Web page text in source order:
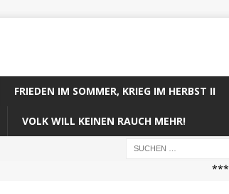
FRIEDEN IM SOMMER, KRIEG IM HERBST II
VOLK WILL KEINEN RAUCH MEHR!
***